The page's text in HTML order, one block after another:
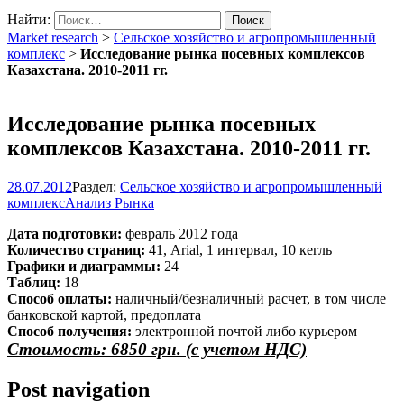
Найти:
Market research > Сельское хозяйство и агропромышленный
комплекс > Исследование рынка посевных комплексов
Казахстана. 2010-2011 гг.
Исследование рынка посевных
комплексов Казахстана. 2010-2011 гг.
28.07.2012Раздел: Сельское хозяйство и агропромышленный
комплексАнализ Рынка
Дата подготовки: февраль 2012 года
Количество страниц: 41, Arial, 1 интервал, 10 кегль
Графики и диаграммы: 24
Таблиц: 18
Способ оплаты: наличный/безналичный расчет, в том числе
банковской картой, предоплата
Способ получения: электронной почтой либо курьером
Стоимость: 6850 грн. (с учетом НДС)
Post navigation